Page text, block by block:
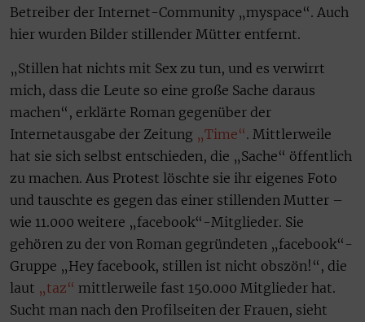
Betreiber der Internet-Community „myspace“. Auch
hier wurden Bilder stillender Mütter entfernt.
„Stillen hat nichts mit Sex zu tun, und es verwirrt
mich, dass die Leute so eine große Sache daraus
machen“, erklärte Roman gegenüber der
Internetausgabe der Zeitung „Time“. Mittlerweile
hat sie sich selbst entschieden, die „Sache“ öffentlich
zu machen. Aus Protest löschte sie ihr eigenes Foto
und tauschte es gegen das einer stillenden Mutter –
wie 11.000 weitere „facebook“-Mitglieder. Sie
gehören zu der von Roman gegründeten „facebook“-
Gruppe „Hey facebook, stillen ist nicht obszön!“, die
laut „taz“ mittlerweile fast 150.000 Mitglieder hat.
Sucht man nach den Profilseiten der Frauen, sieht